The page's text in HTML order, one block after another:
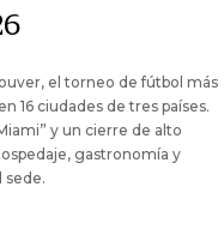
el torneo de fútbol más
16 ciudades de tres países.
y un cierre de alto
gastronomía y
sede.